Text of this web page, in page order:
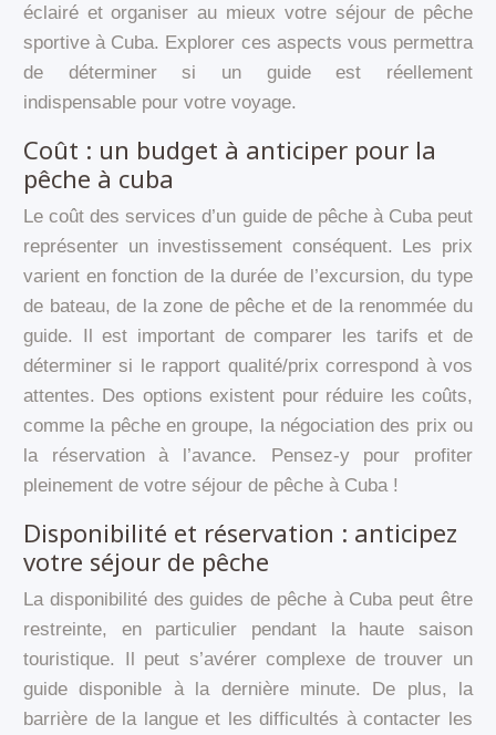
éclairé et organiser au mieux votre séjour de pêche
sportive à Cuba. Explorer ces aspects vous permettra
de déterminer si un guide est réellement
indispensable pour votre voyage.
Coût : un budget à anticiper pour la
pêche à cuba
Le coût des services d’un guide de pêche à Cuba peut
représenter un investissement conséquent. Les prix
varient en fonction de la durée de l’excursion, du type
de bateau, de la zone de pêche et de la renommée du
guide. Il est important de comparer les tarifs et de
déterminer si le rapport qualité/prix correspond à vos
attentes. Des options existent pour réduire les coûts,
comme la pêche en groupe, la négociation des prix ou
la réservation à l’avance. Pensez-y pour profiter
pleinement de votre séjour de pêche à Cuba !
Disponibilité et réservation : anticipez
votre séjour de pêche
La disponibilité des guides de pêche à Cuba peut être
restreinte, en particulier pendant la haute saison
touristique. Il peut s’avérer complexe de trouver un
guide disponible à la dernière minute. De plus, la
barrière de la langue et les difficultés à contacter les